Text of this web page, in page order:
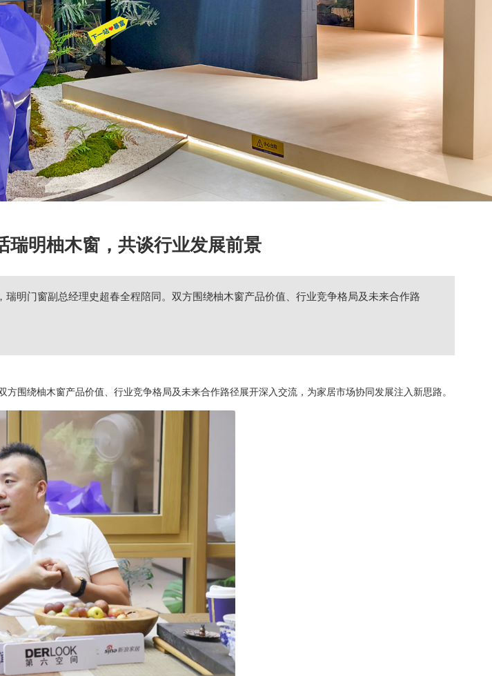
瑞明柚木窗，共谈行业发展前景
明门窗副总经理史超春全程陪同。双方围绕柚木窗产品价值、行业竞争格局及未来合作路
围绕柚木窗产品价值、行业竞争格局及未来合作路径展开深入交流，为家居市场协同发展注入新思路。